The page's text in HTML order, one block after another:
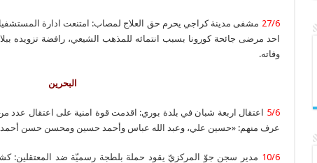
27/6 مشفى مدينة كراجي يحرم حق العلاج لمصاب: امتنعت ادارة
احد مرضى جائحة كورونا بسبب انتمائه للمذهب الشيعي، رافضة تزويده
وفاته.
البحرين
5/6 اعتقال اربعة شبان في بلدة بوري: اقدمت قوة امنية على اعتقال عدد
عرف منهم: «حسين علي، وعبد الله عباس وأحمد حسين ومحسن حسن
10/6 مدير سجن جوّ المركزيّ يقود حملة بلطجة رسميّة ضد